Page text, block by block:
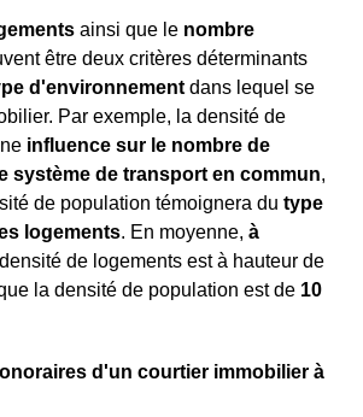
ainsi que le nombre
être deux critères déterminants
d'environnement dans lequel se
Par exemple, la densité de
influence sur le nombre de
système de transport en commun,
de population témoignera du type
logements. En moyenne, à
de logements est à hauteur de
la densité de population est de 10
d'un courtier immobilier à